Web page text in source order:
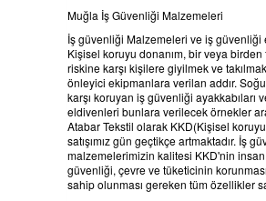
Muğla İş Güvenliği Malzemeleri
İş güvenliği Malzemeleri ve iş güvenliği
Kişisel koruyu donanım, bir veya birden
riskine karşı kişilere giyilmek ve
önleyici ekipmanlara verilan addır.
karşı koruyan iş güvenliği ayakkabıları
eldivenleri bunlara verilecek örnekler
Atabar Tekstil olarak KKD(Kişisel
satışımız gün geçtikçe artmaktadır. İş
malzemelerimizin kalitesi KKD'nin insan
güvenliği, çevre ve tüketicinin
sahip olunması gereken tüm özellikler